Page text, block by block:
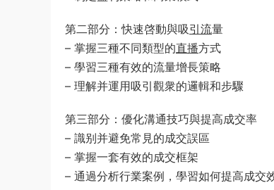
第二部分：快速啓動與吸引流量
– 掌握三種不同類型的直播方式
– 學習三種有效的流量增長策略
– 理解并運用吸引觀衆的邏輯和步驟
第三部分：優化溝通技巧與提高成交率
– 識别并避免常見的成交誤區
– 掌握一套有效的成交框架
– 通過分析行業案例，學習如何提高成交